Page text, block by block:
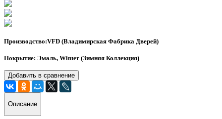
Производство:VFD (Владимирская Фабрика Дверей)
Покрытие: Эмаль, Winter (Зимняя Коллекция)
Добавить в сравнение
Описание